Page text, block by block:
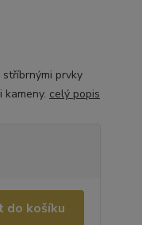
prvky
celý popis
do košíku